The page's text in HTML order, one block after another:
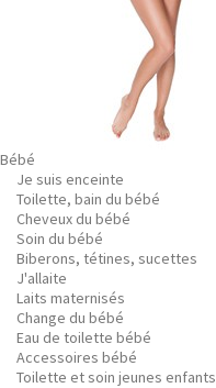
Bébé
Je suis enceinte
Toilette, bain du bébé
Cheveux du bébé
Soin du bébé
Biberons, tétines, sucettes
J'allaite
Laits maternisés
Change du bébé
Eau de toilette bébé
Accessoires bébé
Toilette et soin jeunes enfants